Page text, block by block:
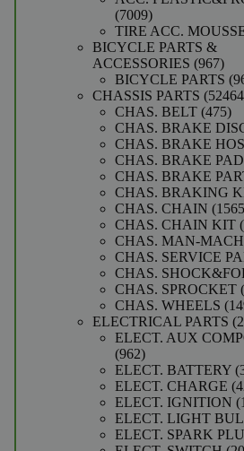
70097009
producten
TIRE ACC.
BICYCLE PARTS &
ACCESSORIES 967967
BICYCLE PARTS
CHASSIS PARTS 52464
CHAS. BELT 475475
CHAS. BRAKE
CHAS. BRAKE
CHAS. BRAKE
CHAS. BRAKE
CHAS. BRAKING
CHAS. CHAIN 1565
CHAS. CHAIN KIT
CHAS. MAN-
CHAS. SERVICE
CHAS.
CHAS. SPROCKET
CHAS. WHEELS
ELECTRICAL PARTS
ELECT. AUX
962962
producten
ELECT. BATTERY
ELECT. CHARGE
ELECT. IGNITION
ELECT. LIGHT
ELECT. SPARK